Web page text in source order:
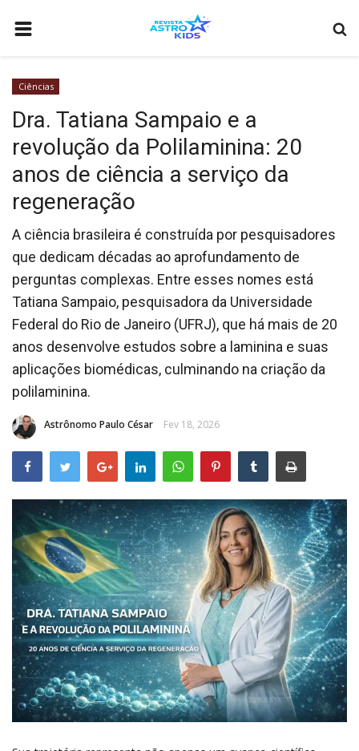
ASTRONOMIA
CURIOSIDADES
ASTRONÁUTICA
BIOGRAFIA
COMETA INTERESTELAR 3I/ATLAS: O TERCEIRO VISITANTE DE
QUEM SOMOS
CONTATO
Ciências
Dra. Tatiana Sampaio e a
revolução da Polilaminina: 20
anos de ciência a serviço da
regeneração
A ciência brasileira é construída por pesquisadores
que dedicam décadas ao aprofundamento de
perguntas complexas. Entre esses nomes está
Tatiana Sampaio, pesquisadora da Universidade
Federal do Rio de Janeiro (UFRJ), que há mais de 20
anos desenvolve estudos sobre a laminina e suas
aplicações biomédicas, culminando na criação da
polilaminina.
Astrônomo Paulo César Fev 18, 2026